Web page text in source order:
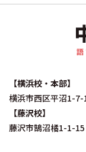
【横浜校・本部】
横浜市西区平沼1-
【藤沢校】
藤沢市鵠沼橘1-1-